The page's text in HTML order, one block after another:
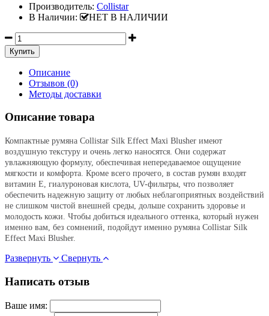
Производитель: Collistar
В Наличии:
НЕТ В НАЛИЧИИ
Описание
Отзывов (0)
Методы доставки
Описание товара
Компактные румяна Collistar Silk Effect Maxi Blusher имеют
воздушную текстуру и очень легко наносятся. Они содержат
увлажняющую формулу, обеспечивая непередаваемое ощущение
мягкости и комфорта. Кроме всего прочего, в состав румян входят
витамин Е, гиалуроновая кислота, UV-фильтры, что позволяет
обеспечить надежную защиту от любых неблагоприятных воздействий
не слишком чистой внешней среды, дольше сохранить здоровье и
молодость кожи. Чтобы добиться идеального оттенка, который нужен
именно вам, без сомнений, подойдут именно румяна Collistar Silk
Effect Maxi Blusher.
Развернуть Свернуть
Написать отзыв
Ваше имя: